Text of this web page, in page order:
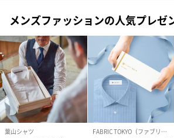
ードを同梱します。
メッセージカードや封筒のデザインは一部
す。
メンズファッションの人気プレゼ